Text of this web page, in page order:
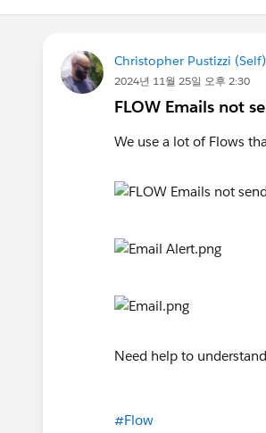
Christopher Pustizzi (Self)
2024년 11월 25일 오후 2:30
FLOW Emails not
We use a lot of Flows
Need help to
#Flow